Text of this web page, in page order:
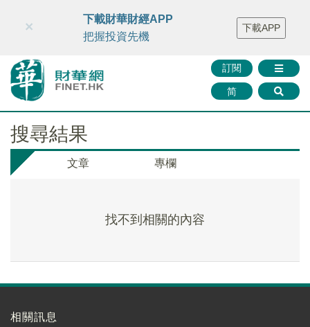
財華智庫網 FINTV FINMETA 財華證券 媒體矩陣
智庫沙龍
聯絡我們
訂閱
简
×
下載財華財經APP
把握投資先機
下載APP
搜尋結果
文章 專欄
找不到相關的內容
相關訊息